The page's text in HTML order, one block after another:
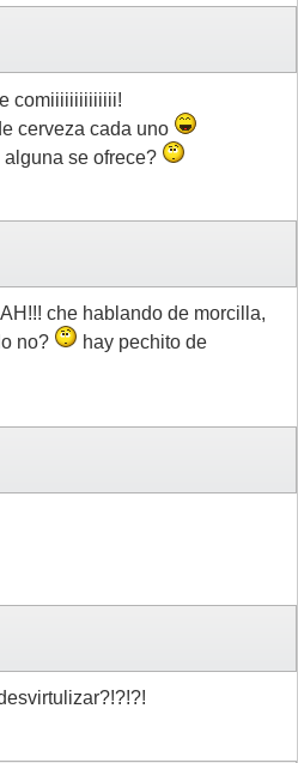
comiiiiiiiiiiiiii!
cerveza cada uno
se ofrece?
che hablando de morcilla,
no?
hay pechito de